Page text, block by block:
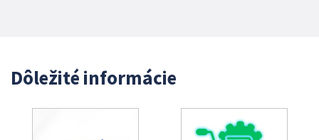
Dôležité informácie